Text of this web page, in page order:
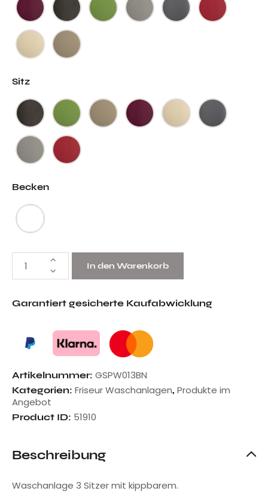
Sitz
Becken
In den Warenkorb
Garantiert gesicherte Kaufabwicklung
Artikelnummer: GSPW013BN
Kategorien: Friseur Waschanlagen, Produkte im
Angebot
Product ID: 51910
Beschreibung
Waschanlage 3 Sitzer mit kippbarem.